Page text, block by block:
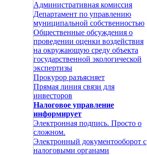
Административная комиссия
Департамент по управлению
муниципальной собственностью
Общественные обсуждения о
проведении оценки воздействия
на окружающую среду объекта
государственной экологической
экспертизы
Прокурор разъясняет
Прямая линия связи для
инвесторов
Налоговое управление
информирует
Электронная подпись. Просто о
сложном.
Электронный документооборот с
налоговыми органами